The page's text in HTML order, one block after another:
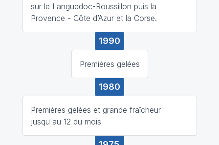
sur le Languedoc-Roussillon puis la
Provence - Côte d’Azur et la Corse.
1990
Premières gelées
1980
Premières gelées et grande fraîcheur
jusqu'au 12 du mois